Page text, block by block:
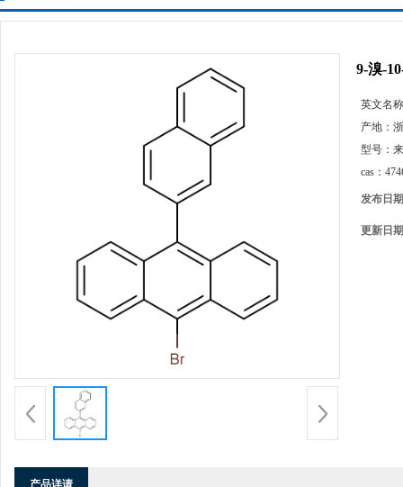
9-溴-
英文名
产地：
型号：
cas：
发布日
更新日